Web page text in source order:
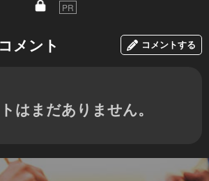
PR
メント コメントする
はまだありません。